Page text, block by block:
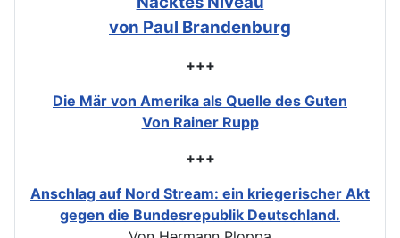
von Paul Brandenburg
+++
Die Mär von Amerika als Quelle des Guten
Von Rainer Rupp
+++
Anschlag auf Nord Stream: ein kriegerischer Akt
gegen die Bundesrepublik Deutschland.